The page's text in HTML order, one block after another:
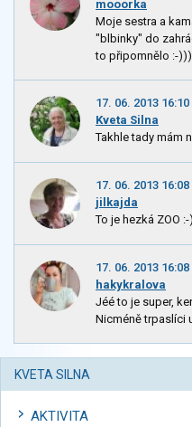
mooorka
Moje sestra a
"blbinky" do
to připomnělo :-
17. 06. 2013 16:10
Kveta Silna
Takhle tady mám
17. 06. 2013 16:08
jilkajda
To je hezká ZOO :-
17. 06. 2013 16:08
hakykralova
Jéé to je super,
Nicméně trpaslíci
KVETA SILNA
AKTIVITA